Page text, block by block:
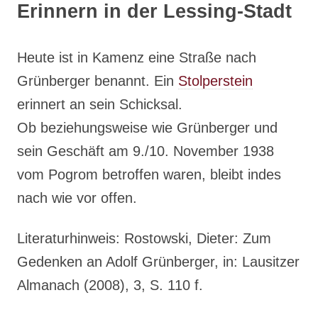
Erinnern in der Lessing-Stadt
Heute ist in Kamenz eine Straße nach
Grünberger benannt. Ein Stolperstein
erinnert an sein Schicksal.
Ob beziehungsweise wie Grünberger und
sein Geschäft am 9./10. November 1938
vom Pogrom betroffen waren, bleibt indes
nach wie vor offen.
Literaturhinweis: Rostowski, Dieter: Zum
Gedenken an Adolf Grünberger, in: Lausitzer
Almanach (2008), 3, S. 110 f.